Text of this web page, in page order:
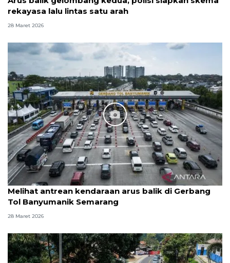
rekayasa lalu lintas satu arah
28 Maret 2026
Melihat antrean kendaraan arus balik di Gerbang
Tol Banyumanik Semarang
28 Maret 2026